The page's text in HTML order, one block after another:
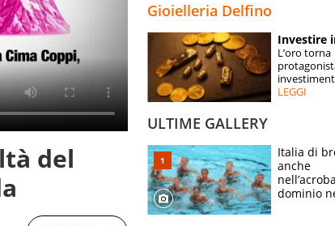
SPECIALI
ESPERTI
del
Gioielleria Delfino
Investire
L’oro torna
LEGGI
ULTIME GALLERY
Italia di
anche
dominio